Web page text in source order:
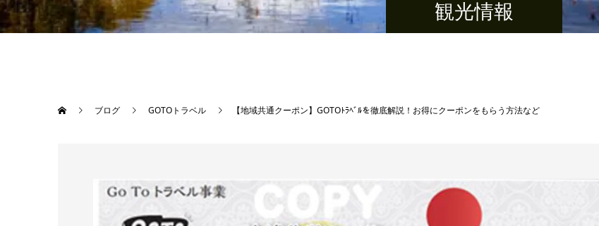
観光情報
ブログ GOTOトラベル 【地域共通クーポン】GOTOﾄﾗﾍﾞﾙを徹底解説！お得にクーポンをもらう方法など